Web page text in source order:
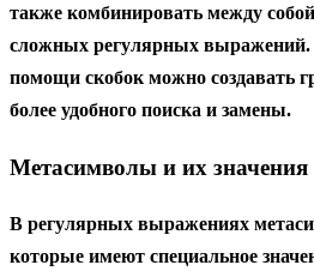
также комбинировать между
сложных регулярных выражений.
помощи скобок можно создавать
более удобного поиска и замены.
Метасимволы и их значения
В регулярных выражениях
которые имеют специальное